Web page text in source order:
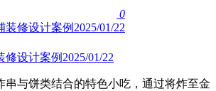
0
设计案例2025/01/22
串与饼类结合的特色小吃，通过将炸至金